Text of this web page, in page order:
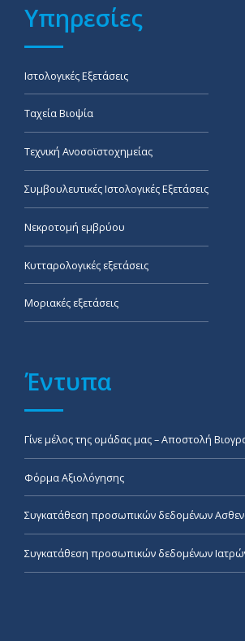
Υπηρεσίες
Ιστολογικές Εξετάσεις
Ταχεία Βιοψία
Τεχνική Ανοσοϊστοχημείας
Συμβουλευτικές Ιστολογικές Εξετάσεις
Νεκροτομή εμβρύου
Κυτταρολογικές εξετάσεις
Μοριακές εξετάσεις
Έντυπα
Γίνε μέλος της ομάδας μας – Αποστολή
Φόρμα Αξιολόγησης
Συγκατάθεση προσωπικών δεδομένων
Συγκατάθεση προσωπικών δεδομένων